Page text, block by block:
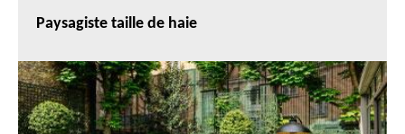
Paysagiste taille de haie